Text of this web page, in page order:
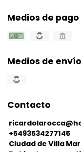
Medios de pago
Medios de envío
Contacto
+5493534277145
Ciudad de Villa